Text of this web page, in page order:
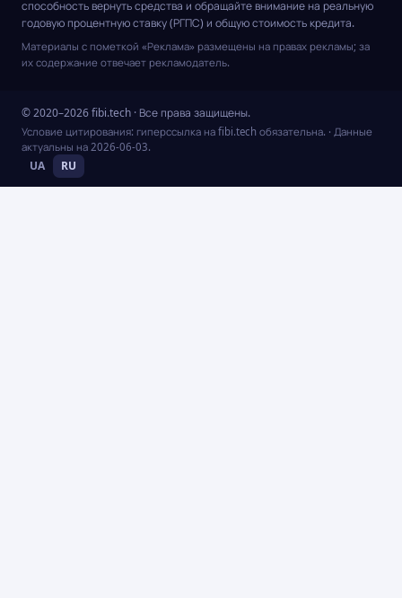
способность вернуть средства и обращайте внимание на реальную
годовую процентную ставку (РГПС) и общую стоимость кредита.
Материалы с пометкой «Реклама» размещены на правах рекламы; за
их содержание отвечает рекламодатель.
© 2020–2026 fibi.tech · Все права защищены.
Условие цитирования: гиперссылка на fibi.tech обязательна. · Данные
актуальны на 2026-06-03.
UA RU